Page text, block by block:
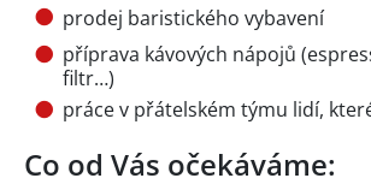
prodej baristického vybavení
příprava kávových nápojů
filtr…)
práce v přátelském týmu lidí,
Co od Vás očekáváme: